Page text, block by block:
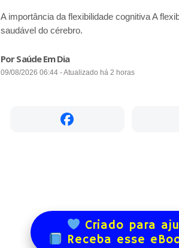
A importância da flexibilidade cognitiva A
saudável do cérebro.
Por Saúde Em Dia
09/08/2026 06:44 - Atualizado há 2 horas
Criado para
Receba esse